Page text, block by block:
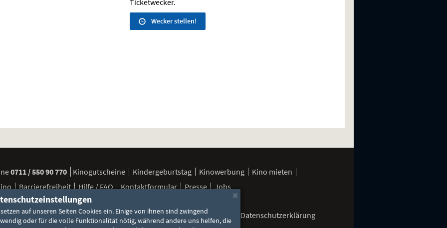
Wecker stellen!
0711 / 550 90 770 Kinogutscheine Kindergeburtstag Kinowerbung
Kino mieten
Barrierefreiheit Hilfe / FAQ Kontaktformular Presse Jobs
FSK / Jugendschutz Besuchsbedingungen Cookie-Einstellungen Datenschutzerklärung
×
auf unseren Seiten Cookies ein. Einige von ihnen sind zwingend
oder für die volle Funktionalität nötig, während andere uns helfen, die